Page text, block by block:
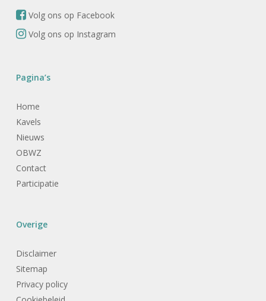
Volg ons op Facebook
Volg ons op Instagram
Pagina’s
Home
Kavels
Nieuws
OBWZ
Contact
Participatie
Overige
Disclaimer
Sitemap
Privacy policy